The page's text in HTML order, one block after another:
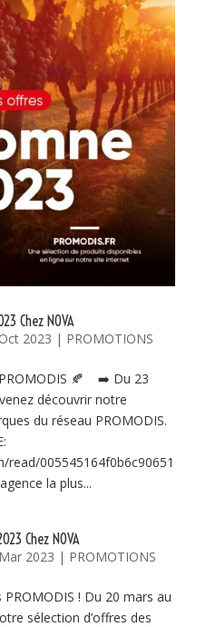
Chez NOVA
2023 | PROMOTIONS
PROMODIS 🍂 ➡️ Du 23
découvrir notre
du réseau PROMODIS.
005545164f0b6c90651
la plus...
Chez NOVA
2023 | PROMOTIONS
! Du 20 mars au
sélection d’offres des